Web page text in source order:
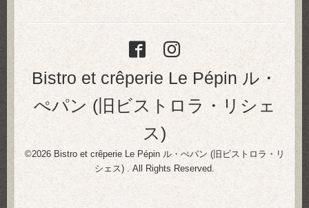
Bistro et crêperie Le Pépin ル・
ぺパン (旧ビストロラ・リシェ
ス)
©2026 Bistro et crêperie Le Pépin ル・ぺパン (旧ビストロラ・リ
シェス)
. All Rights Reserved.